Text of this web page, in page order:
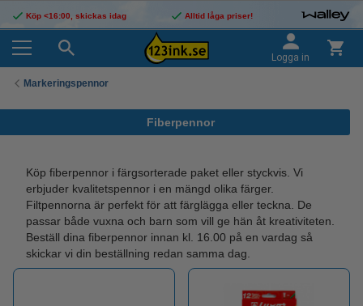
Köp <16:00, skickas idag Alltid låga priser!
Logga in
Markeringspennor
Fiberpennor
Köp fiberpennor i färgsorterade paket eller styckvis. Vi
erbjuder kvalitetspennor i en mängd olika färger.
Filtpennorna är perfekt för att färglägga eller teckna. De
passar både vuxna och barn som vill ge hän åt kreativiteten.
Beställ dina fiberpennor innan kl. 16.00 på en vardag så
skickar vi din beställning redan samma dag.